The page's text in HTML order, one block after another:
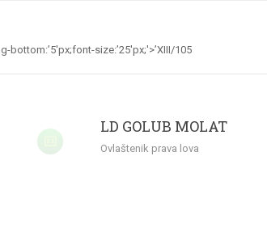
size:’25′px;'>’XIII/105
LD GOLUB MOLAT
Ovlaštenik prava lova